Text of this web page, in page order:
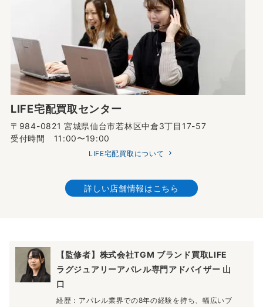
LIFE宅配買取センター
〒984-0821 宮城県仙台市若林区中倉3丁目17-57
受付時間 11:00〜19:00
LIFE宅配買取について
詳しい店舗情報はこちら
【監修者】株式会社TGM ブランド買取LIFE
ラグジュアリーアパレル専門アドバイザー 山
口
経歴：アパレル業界での8年の経験を持ち、幅広いブ